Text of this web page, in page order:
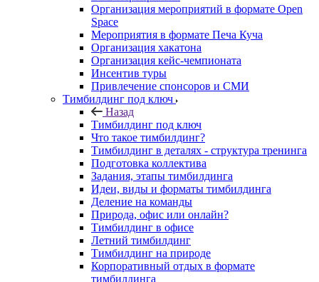
Организация мероприятий в формате Open
Space
Мероприятия в формате Печа Куча
Организация хакатона
Организация кейс-чемпионата
Инсентив туры
Привлечение спонсоров и СМИ
Тимбилдинг под ключ
Назад
Тимбилдинг под ключ
Что такое тимбилдинг?
Тимбилдинг в деталях - структура тренинга
Подготовка коллектива
Задания, этапы тимбилдинга
Идеи, виды и форматы тимбилдинга
Деление на команды
Природа, офис или онлайн?
Тимбилдинг в офисе
Летний тимбилдинг
Тимбилдинг на природе
Корпоративный отдых в формате
тимбилдинга